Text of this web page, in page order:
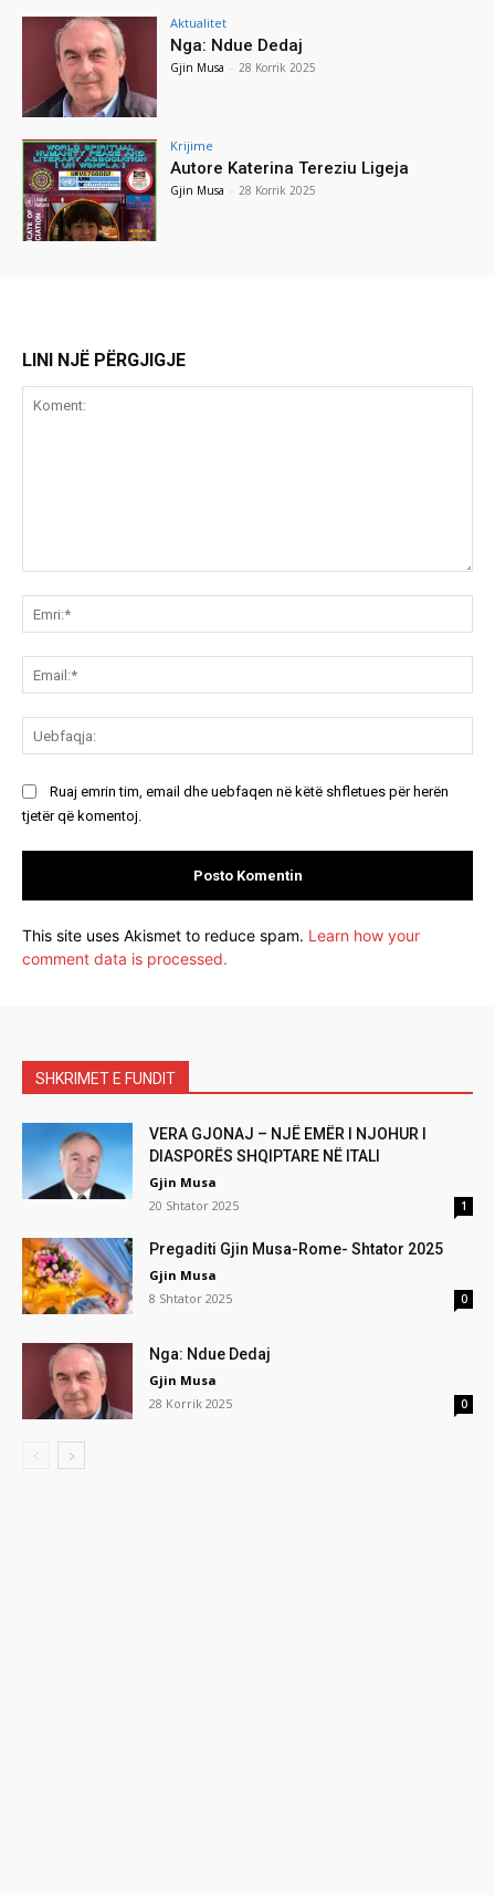
Aktualitet
Nga: Ndue Dedaj
Gjin Musa - 28 Korrik 2025
Krijime
Autore Katerina Tereziu Ligeja
Gjin Musa - 28 Korrik 2025
LINI NJË PËRGJIGJE
Ruaj emrin tim, email dhe uebfaqen në këtë shfletues për herën
tjetër që komentoj.
This site uses Akismet to reduce spam. Learn how your
comment data is processed.
SHKRIMET E FUNDIT
VERA GJONAJ – NJË EMËR I NJOHUR I
DIASPORËS SHQIPTARE NË ITALI
Gjin Musa
20 Shtator 2025
1
Pregaditi Gjin Musa-Rome- Shtator 2025
Gjin Musa
8 Shtator 2025
0
Nga: Ndue Dedaj
Gjin Musa
28 Korrik 2025
0